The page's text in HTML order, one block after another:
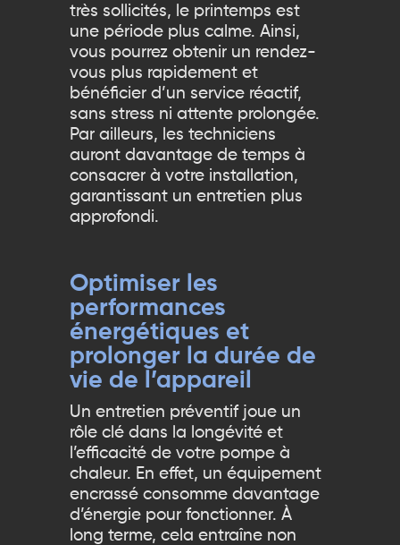
très sollicités, le printemps est
une période plus calme. Ainsi,
vous pourrez obtenir un rendez-
vous plus rapidement et
bénéficier d’un service réactif,
sans stress ni attente prolongée.
Par ailleurs, les techniciens
auront davantage de temps à
consacrer à votre installation,
garantissant un entretien plus
approfondi.
Optimiser les
performances
énergétiques et
prolonger la durée de
vie de l’appareil
Un entretien préventif joue un
rôle clé dans la longévité et
l’efficacité de votre pompe à
chaleur. En effet, un équipement
encrassé consomme davantage
d’énergie pour fonctionner. À
long terme, cela entraîne non